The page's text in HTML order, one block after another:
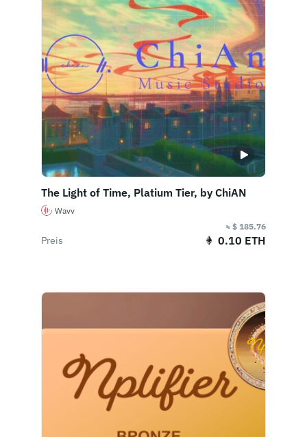
The Light of Time, Platium Tier, by ChiAN
Wavv
≈ $ 185.76
Preis 0.10 ETH